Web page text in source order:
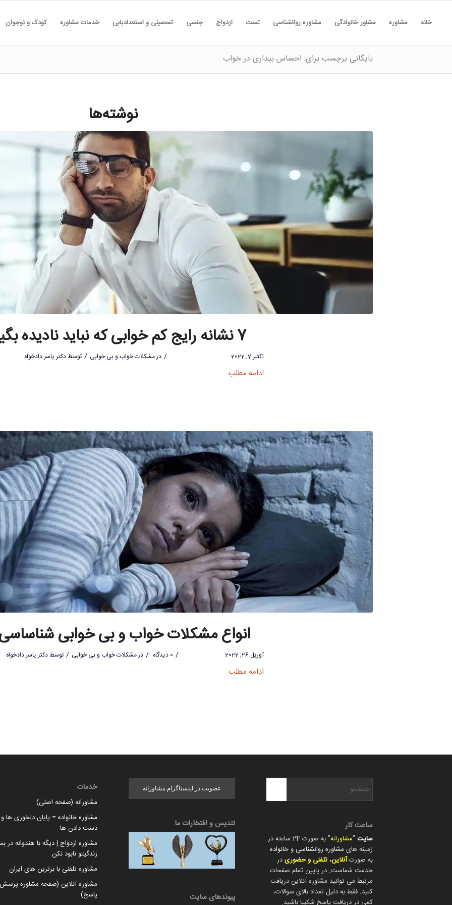
خانه مشاوره مشاور خانوادگی مشاوره روانشناسی تست ازدواج جنسی تحصیلی و استعدادیابی خدمات مشاوره کودک و نوجوان
بایگانی برچسب برای: احساس بیداری در خواب
نوشته‌ها
7 نشانه رایج کم خوابی که نباید نادیده بگیرید
اکتبر 7, 2022 / درمشکلات خواب و بی خوابی / توسطدکتر یاسر دادخواه
ادامه مطلب
انواع مشکلات خواب و بی خوابی
آوریل 26, 2022 / 0 دیدگاه / درمشکلات خواب و بی خوابی / توسطدکتر یاسر دادخواه
ادامه مطلب
ساعت کار
سایت "مشاورانه
" به صورت 24 ساعته در
زمینه های مشاوره روانشناسی و خانواده
به صورتآنلاین، تلفنی و حضوریدر
خدمت شماست. در پایین تمام صفحات
مرتبط می توانید مشاوره آنلاین دریافت
کنید. فقط به دلیل تعداد بالای سوالات،
کمی در دریافت پاسخ شکیبا باشید.
عضویت در اینستاگرام مشاورانه
تندیس و افتخارات ما
پیوندهای سایت
خدمات
مشاورانه (صفحه اصلی)
مشاوره خانواده = پایان دلخوری ها و
دست دادن ها
مشاوره ازدواج | دیگه با هندوانه در
زندگیتو نابود نکن
مشاوره تلفنی با برترین های ایران
مشاوره آنلاین (صفحه مشاوره
پاسخ)